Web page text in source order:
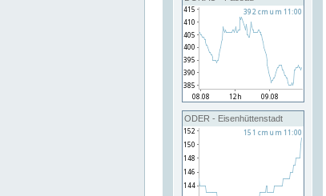
ODER - Eisenhüttenstadt